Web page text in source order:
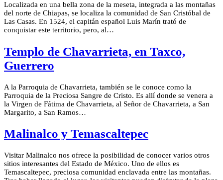
Localizada en una bella zona de la meseta, integrada a las montañas
del norte de Chiapas, se localiza la comunidad de San Cristóbal de
Las Casas. En 1524, el capitán español Luis Marín trató de
conquistar este territorio, pero, al…
Templo de Chavarrieta, en Taxco,
Guerrero
A la Parroquia de Chavarrieta, también se le conoce como la
Parroquia de la Preciosa Sangre de Cristo. Es allí donde se venera a
la Virgen de Fátima de Chavarrieta, al Señor de Chavarrieta, a San
Margarito, a San Ramos…
Malinalco y Temascaltepec
Visitar Malinalco nos ofrece la posibilidad de conocer varios otros
sitios interesantes del Estado de México. Uno de ellos es
Temascaltepec, preciosa comunidad enclavada entre las montañas.